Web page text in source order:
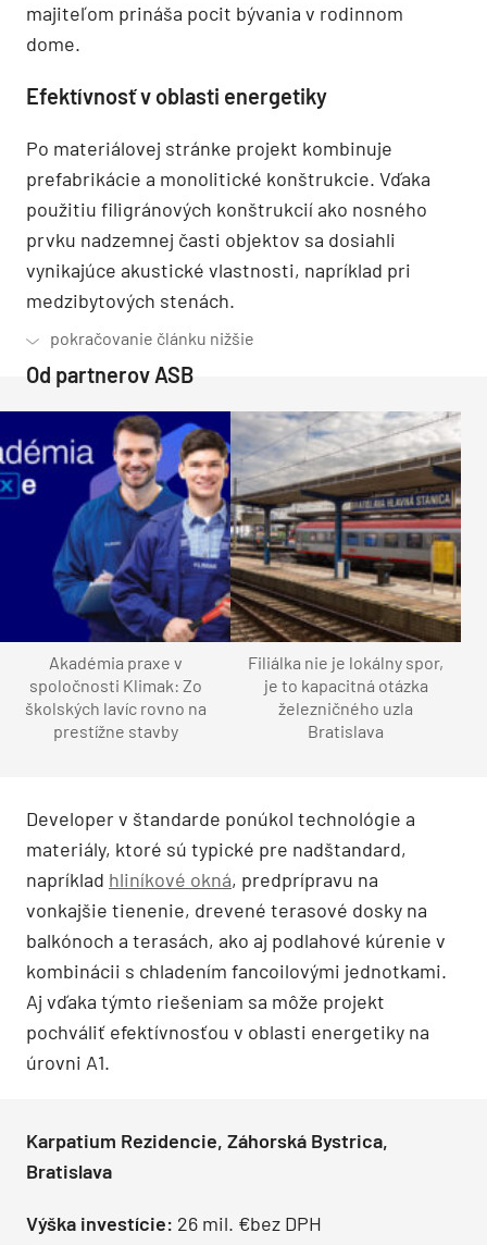
majiteľom prináša pocit bývania v rodinnom
dome.
Efektívnosť v oblasti energetiky
Po materiálovej stránke projekt kombinuje
prefabrikácie a monolitické konštrukcie. Vďaka
použitiu filigránových konštrukcií ako nosného
prvku nadzemnej časti objektov sa dosiahli
vynikajúce akustické vlastnosti, napríklad pri
medzibytových stenách.
Od partnerov ASB
Akadémia praxe v
spoločnosti Klimak: Zo
školských lavíc rovno na
prestížne stavby
Filiálka nie je lokálny spor,
je to kapacitná otázka
železničného uzla
Bratislava
Developer v štandarde ponúkol technológie a
materiály, ktoré sú typické pre nadštandard,
napríklad hliníkové okná, predprípravu na
vonkajšie tienenie, drevené terasové dosky na
balkónoch a terasách, ako aj podlahové kúrenie v
kombinácii s chladením fancoilovými jednotkami.
Aj vďaka týmto riešeniam sa môže projekt
pochváliť efektívnosťou v oblasti energetiky na
úrovni A1.
Karpatium Rezidencie, Záhorská Bystrica,
Bratislava
Výška investície: 26 mil. €bez DPH